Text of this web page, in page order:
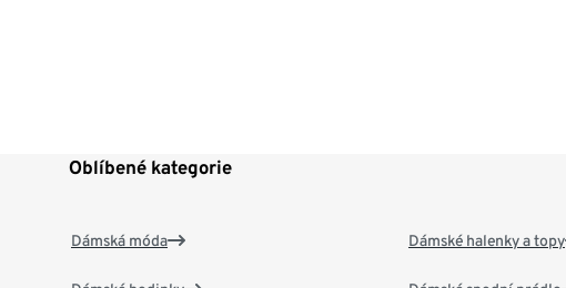
Oblíbené kategorie
Dámská móda Dámské halenky a topy